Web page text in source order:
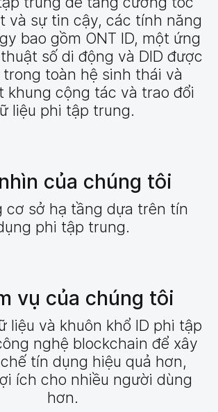
và sự tin cậy, các tính năng
bao gồm ONT ID, một ứng
số di động và DID được
toàn hệ sinh thái và
khung cộng tác và trao đổi
liệu phi tập trung.
của chúng tôi
cơ sở hạ tầng dựa trên tín
phi tập trung.
vụ của chúng tôi
liệu và khuôn khổ ID phi tập
nghệ blockchain để xây
tín dụng hiệu quả hơn,
ích cho nhiều người dùng
hơn.